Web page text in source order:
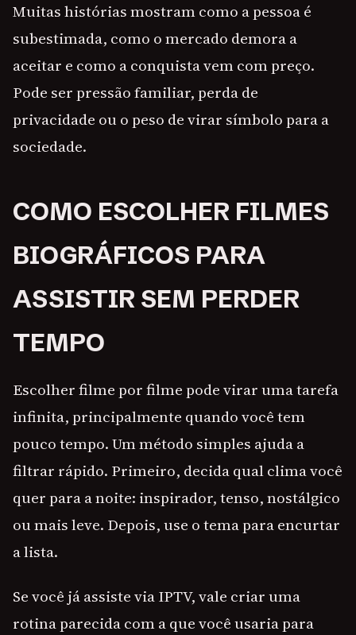
Muitas histórias mostram como a pessoa é
subestimada, como o mercado demora a
aceitar e como a conquista vem com preço.
Pode ser pressão familiar, perda de
privacidade ou o peso de virar símbolo para a
sociedade.
COMO ESCOLHER FILMES
BIOGRÁFICOS PARA
ASSISTIR SEM PERDER
TEMPO
Escolher filme por filme pode virar uma tarefa
infinita, principalmente quando você tem
pouco tempo. Um método simples ajuda a
filtrar rápido. Primeiro, decida qual clima você
quer para a noite: inspirador, tenso, nostálgico
ou mais leve. Depois, use o tema para encurtar
a lista.
Se você já assiste via IPTV, vale criar uma
rotina parecida com a que você usaria para